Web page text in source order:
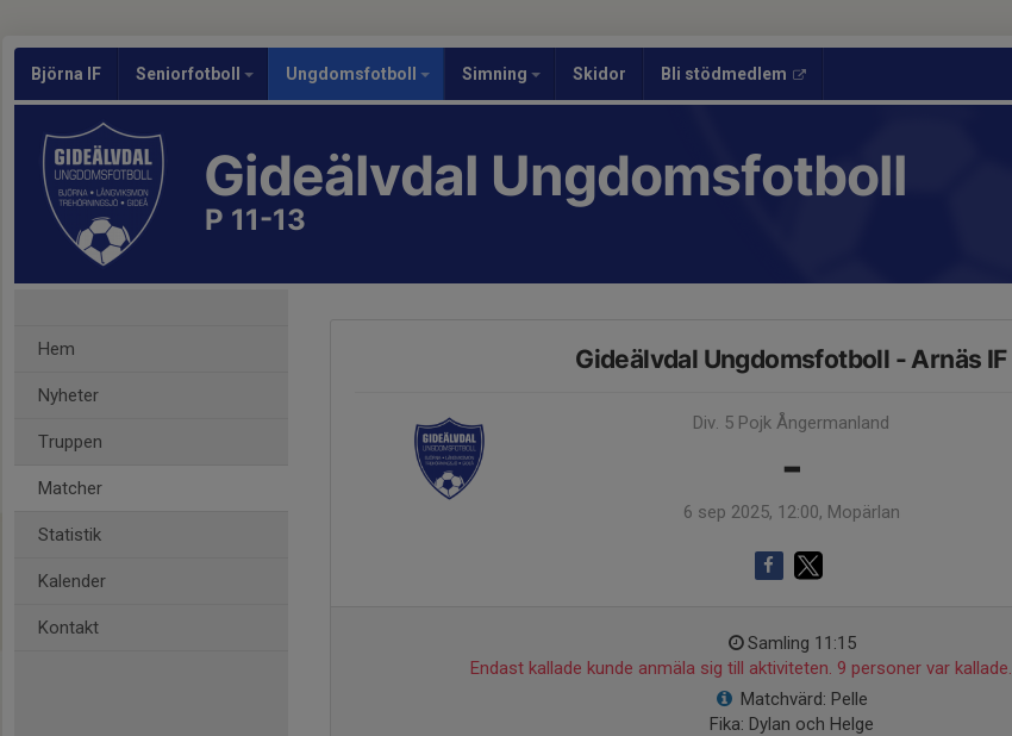
Björna IF Seniorfotboll Ungdomsfotboll Simning Skidor Bli stödmedlem
Gideälvdal Ungdomsfotboll
P 11-13
Hem
Nyheter
Truppen
Matcher
Statistik
Kalender
Kontakt
Gideälvdal Ungdomsfotboll - Arnäs IF
Div. 5 Pojk Ångermanland
-
6 sep 2025, 12:00, Mopärlan
Samling 11:15
Endast kallade kunde anmäla sig till aktiviteten. 9 personer var kallade.
Matchvärd: Pelle
Fika: Dylan och Helge